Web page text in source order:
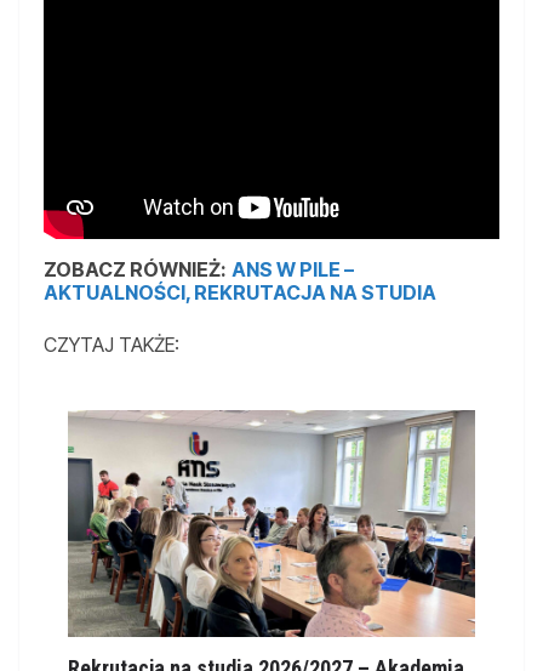
ZOBACZ RÓWNIEŻ: ANS W PILE –
AKTUALNOŚCI, REKRUTACJA NA STUDIA
CZYTAJ TAKŻE: